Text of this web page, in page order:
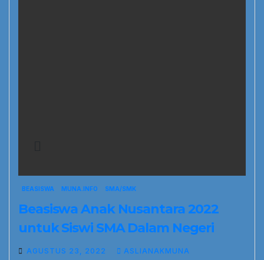
BEASISWA MUNA.INFO SMA/SMK
Beasiswa Anak Nusantara 2022
untuk Siswi SMA Dalam Negeri
AGUSTUS 23, 2022 ASLIANAKMUNA